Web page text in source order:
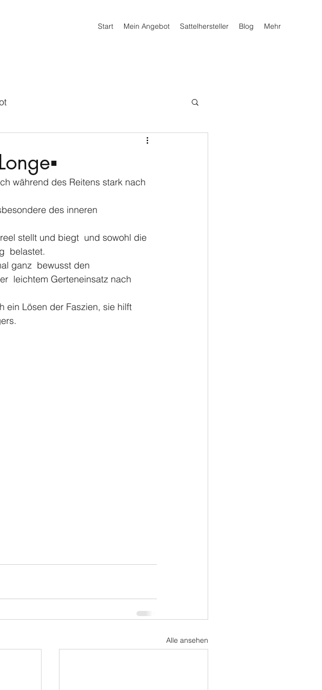
Start Mein Angebot Sattelhersteller Blog Mehr
während des Reitens stark nach
des inneren
stellt und biegt  und sowohl die
belastet.
ganz  bewusst den
leichtem Gerteneinsatz nach
ein Lösen der Faszien, sie hilft
Alle ansehen